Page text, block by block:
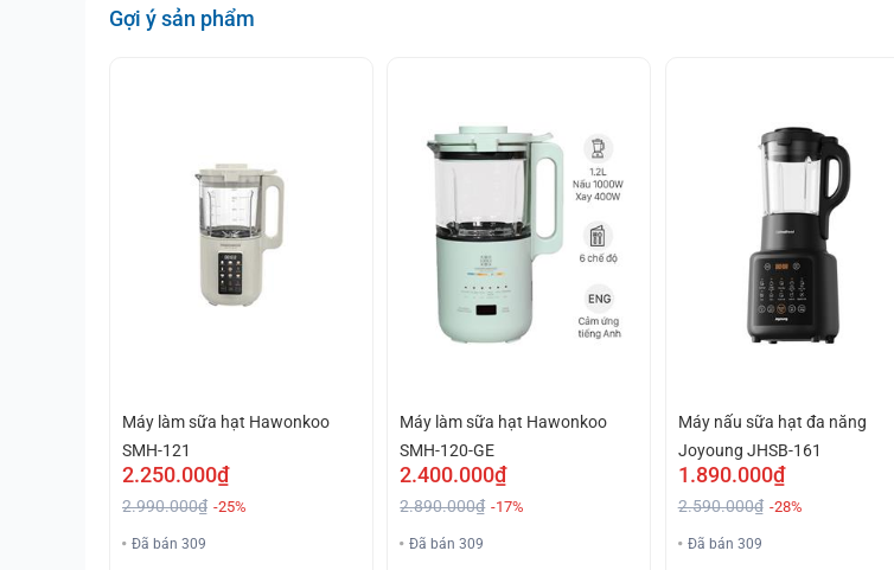
Gợi ý sản phẩm
Máy làm sữa hạt Hawonkoo
SMH-121
2.250.000₫
2.990.000₫ -25%
Đã bán 309
Máy làm sữa hạt Hawonkoo
SMH-120-GE
2.400.000₫
2.890.000₫ -17%
Đã bán 309
Máy nấu sữa hạt đa năng
Joyoung JHSB-161
1.890.000₫
2.590.000₫ -28%
Đã bán 309